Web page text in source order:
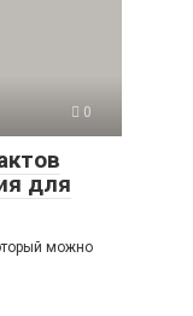
0
для
можно